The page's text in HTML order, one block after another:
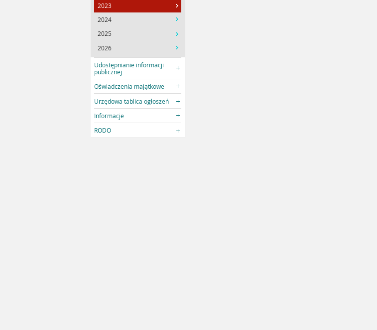
2023
2024
2025
2026
Udostępnianie informacji
publicznej
Oświadczenia majątkowe
Urzędowa tablica ogłoszeń
Informacje
RODO